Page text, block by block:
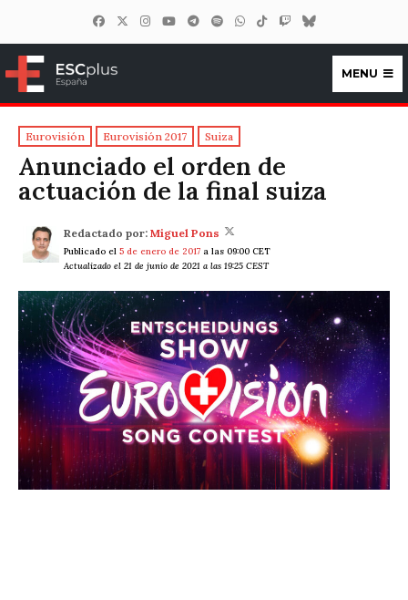
ESCplus España
MENU
Eurovisión Eurovisión 2017 Suiza
Anunciado el orden de
actuación de la final suiza
Redactado por: Miguel Pons
Publicado el 5 de enero de 2017 a las 09:00 CET
Actualizado el 21 de junio de 2021 a las 19:25 CEST